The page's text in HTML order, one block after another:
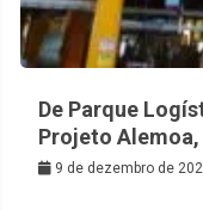
De Parque
Projeto
9 de dezembro de